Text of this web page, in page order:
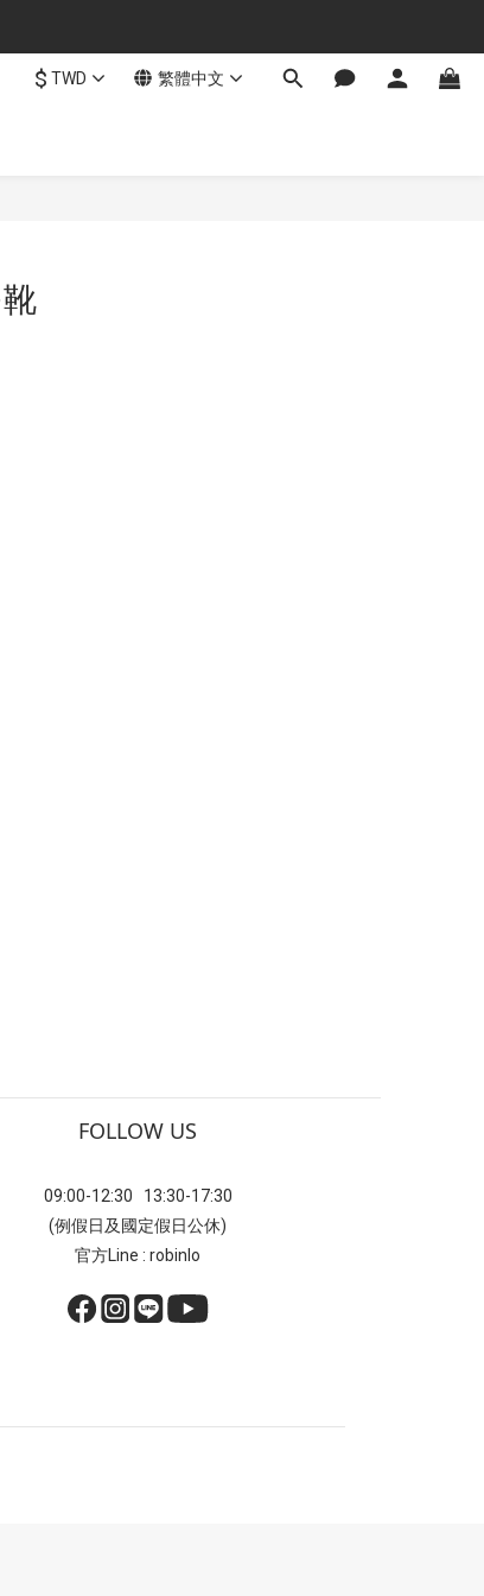
$ TWD 繁體中文
FOLLOW US
09:00-12:30 13:30-17:30
(例假日及國定假日公休)
官方Line : robinlo